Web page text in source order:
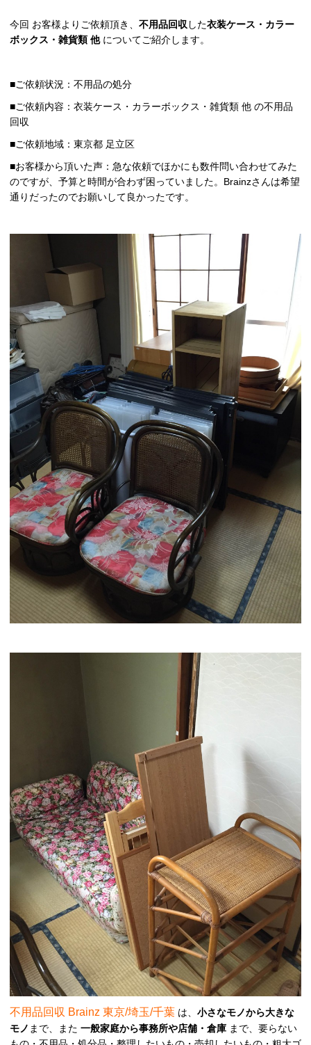
今回 お客様よりご依頼頂き、 不用品回収 した衣装ケース・カラー
ボックス・雑貨類 他についてご紹介します。
■ご依頼状況：不用品の処分
■ご依頼内容：衣装ケース・カラーボックス・雑貨類 他 の不用品
回収
■ご依頼地域：東京都 足立区
■お客様から頂いた声：急な依頼でほかにも数件問い合わせてみた
のですが、予算と時間が合わず困っていました。Brainzさんは希望
通りだったのでお願いして良かったです。
不用品回収 Brainz 東京/埼玉/千葉 は、 小さなモノから大きな
モノ まで、また 一般家庭から事務所や店舗・倉庫 まで、要らない